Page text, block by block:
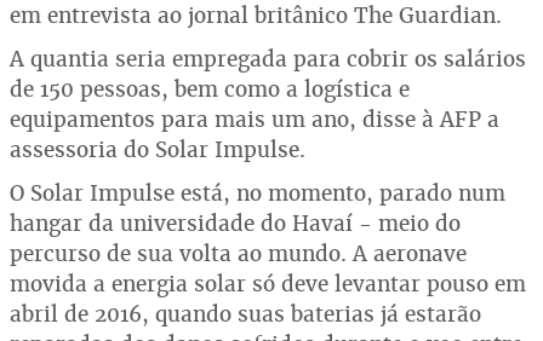
em entrevista ao jornal britânico The Guardian.
A quantia seria empregada para cobrir os salários
de 150 pessoas, bem como a logística e
equipamentos para mais um ano, disse à AFP a
assessoria do Solar Impulse.
O Solar Impulse está, no momento, parado num
hangar da universidade do Havaí - meio do
percurso de sua volta ao mundo. A aeronave
movida a energia solar só deve levantar pouso em
abril de 2016, quando suas baterias já estarão